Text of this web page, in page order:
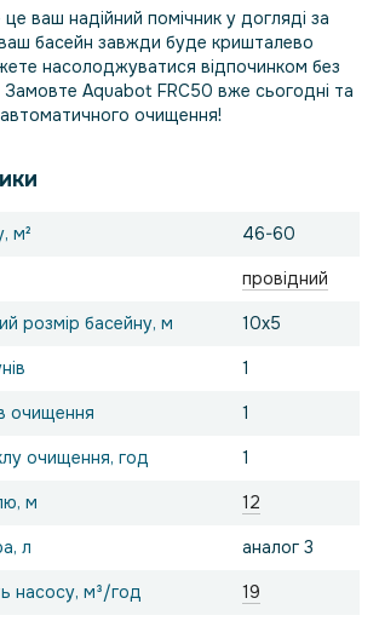
ваш надійний помічник у догляді за
басейн завжди буде кришталево
насолоджуватися відпочинком без
Замовте Aquabot FRC50 вже сьогодні та
автоматичного очищення!
м² 46-60
провідний
розмір басейну, м 10х5
1
очищення 1
очищення, год 1
м 12
л аналог 3
насосу, м³/год 19